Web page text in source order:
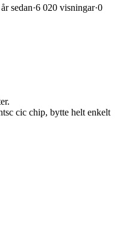
sedan·6 020 visningar·0
cic chip, bytte helt enkelt